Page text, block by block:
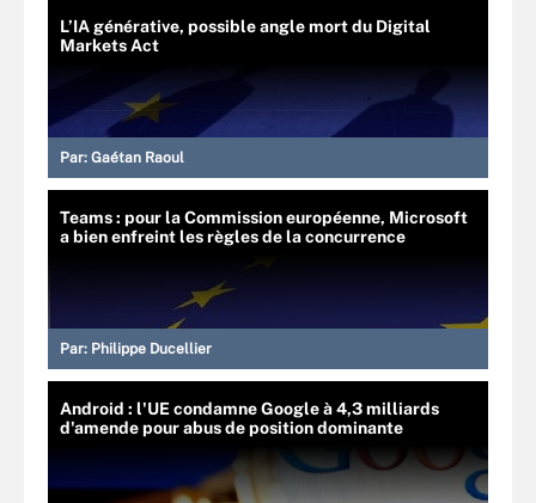
L’IA générative, possible angle mort du Digital
Markets Act
Par: Gaétan Raoul
Teams : pour la Commission européenne, Microsoft
a bien enfreint les règles de la concurrence
Par: Philippe Ducellier
Android : l'UE condamne Google à 4,3 milliards
d'amende pour abus de position dominante